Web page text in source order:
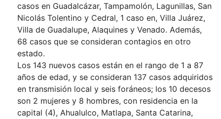
casos en Guadalcázar, Tampamolón, Lagunillas, San
Nicolás Tolentino y Cedral, 1 caso en, Villa Juárez,
Villa de Guadalupe, Alaquines y Venado. Además,
68 casos que se consideran contagios en otro
estado.
Los 143 nuevos casos están en el rango de 1 a 87
años de edad, y se consideran 137 casos adquiridos
en transmisión local y seis foráneos; los 10 decesos
son 2 mujeres y 8 hombres, con residencia en la
capital (4), Ahualulco, Matlapa, Santa Catarina,